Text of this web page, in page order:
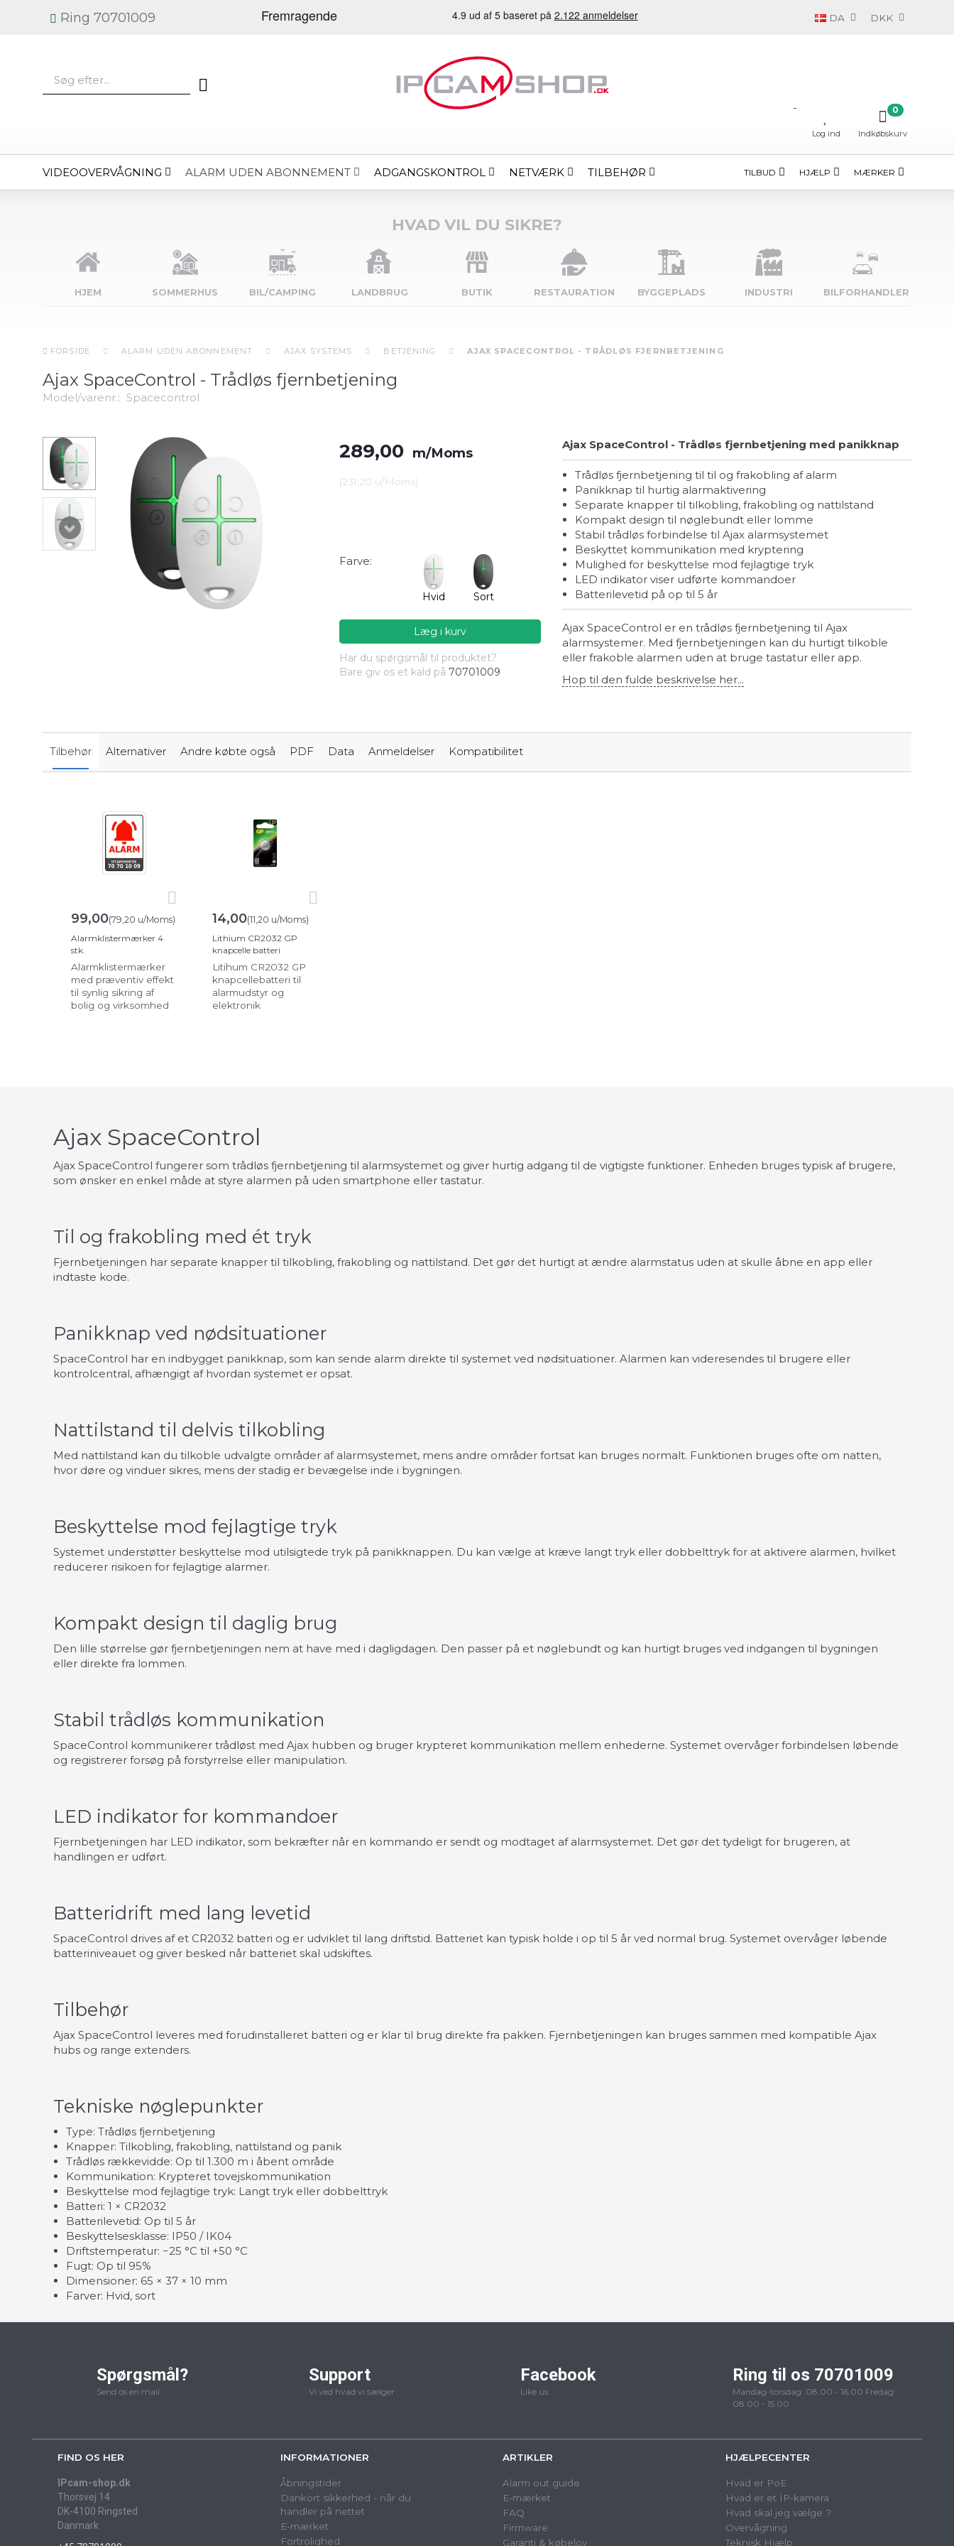
DA DKK
Ring 70701009
-
Log ind Indkøbskurv
0
VIDEOOVERVÅGNING ALARM UDEN ABONNEMENT ADGANGSKONTROL NETVÆRK TILBEHØR TILBUD HJÆLP MÆRKER
HVAD VIL DU SIKRE?
HJEM SOMMERHUS BIL/CAMPING LANDBRUG BUTIK RESTAURATION BYGGE­PLADS INDUSTRI BILFORHANDLER
FORSIDE ALARM UDEN ABONNEMENT AJAX SYSTEMS BETJENING AJAX SPACECONTROL - TRÅDLØS FJERNBETJENING
Ajax SpaceControl - Trådløs fjernbetjening
Model/varenr.: Spacecontrol
289,00 m/Moms
(231,20 u/Moms)
Farve:
Hvid Sort
Læg i kurv
Har du spørgsmål til produktet?
Bare giv os et kald på 70701009
Ajax SpaceControl - Trådløs fjernbetjening med panikknap
Trådløs fjernbetjening til til og frakobling af alarm
Panikknap til hurtig alarmaktivering
Separate knapper til tilkobling, frakobling og nattilstand
Kompakt design til nøglebundt eller lomme
Stabil trådløs forbindelse til Ajax alarmsystemet
Beskyttet kommunikation med kryptering
Mulighed for beskyttelse mod fejlagtige tryk
LED indikator viser udførte kommandoer
Batterilevetid på op til 5 år
Ajax SpaceControl er en trådløs fjernbetjening til Ajax
alarmsystemer. Med fjernbetjeningen kan du hurtigt tilkoble
eller frakoble alarmen uden at bruge tastatur eller app.
Hop til den fulde beskrivelse her...
Tilbehør Alternativer Andre købte også PDF Data Anmeldelser Kompatibilitet
99,00(79,20 u/Moms)
Alarmklistermærker 4
stk.
Alarmklistermærker
med præventiv effekt
til synlig sikring af
bolig og virksomhed
14,00(11,20 u/Moms)
Lithium CR2032 GP
knapcelle batteri
Litihum CR2032 GP
knapcellebatteri til
alarmudstyr og
elektronik
Ajax SpaceControl
Ajax SpaceControl fungerer som trådløs fjernbetjening til alarmsystemet og giver hurtig adgang til de vigtigste funktioner. Enheden bruges typisk af brugere,
som ønsker en enkel måde at styre alarmen på uden smartphone eller tastatur.
Til og frakobling med ét tryk
Fjernbetjeningen har separate knapper til tilkobling, frakobling og nattilstand. Det gør det hurtigt at ændre alarmstatus uden at skulle åbne en app eller
indtaste kode.
Panikknap ved nødsituationer
SpaceControl har en indbygget panikknap, som kan sende alarm direkte til systemet ved nødsituationer. Alarmen kan videresendes til brugere eller
kontrolcentral, afhængigt af hvordan systemet er opsat.
Nattilstand til delvis tilkobling
Med nattilstand kan du tilkoble udvalgte områder af alarmsystemet, mens andre områder fortsat kan bruges normalt. Funktionen bruges ofte om natten,
hvor døre og vinduer sikres, mens der stadig er bevægelse inde i bygningen.
Beskyttelse mod fejlagtige tryk
Systemet understøtter beskyttelse mod utilsigtede tryk på panikknappen. Du kan vælge at kræve langt tryk eller dobbelttryk for at aktivere alarmen, hvilket
reducerer risikoen for fejlagtige alarmer.
Kompakt design til daglig brug
Den lille størrelse gør fjernbetjeningen nem at have med i dagligdagen. Den passer på et nøglebundt og kan hurtigt bruges ved indgangen til bygningen
eller direkte fra lommen.
Stabil trådløs kommunikation
SpaceControl kommunikerer trådløst med Ajax hubben og bruger krypteret kommunikation mellem enhederne. Systemet overvåger forbindelsen løbende
og registrerer forsøg på forstyrrelse eller manipulation.
LED indikator for kommandoer
Fjernbetjeningen har LED indikator, som bekræfter når en kommando er sendt og modtaget af alarmsystemet. Det gør det tydeligt for brugeren, at
handlingen er udført.
Batteridrift med lang levetid
SpaceControl drives af et CR2032 batteri og er udviklet til lang driftstid. Batteriet kan typisk holde i op til 5 år ved normal brug. Systemet overvåger løbende
batteriniveauet og giver besked når batteriet skal udskiftes.
Tilbehør
Ajax SpaceControl leveres med forudinstalleret batteri og er klar til brug direkte fra pakken. Fjernbetjeningen kan bruges sammen med kompatible Ajax
hubs og range extenders.
Tekniske nøglepunkter
Type: Trådløs fjernbetjening
Knapper: Tilkobling, frakobling, nattilstand og panik
Trådløs rækkevidde: Op til 1.300 m i åbent område
Kommunikation: Krypteret tovejskommunikation
Beskyttelse mod fejlagtige tryk: Langt tryk eller dobbelttryk
Batteri: 1 × CR2032
Batterilevetid: Op til 5 år
Beskyttelsesklasse: IP50 / IK04
Driftstemperatur: −25 °C til +50 °C
Fugt: Op til 95%
Dimensioner: 65 × 37 × 10 mm
Farver: Hvid, sort
Spørgsmål?
Send os en mail
Support
Vi ved hvad vi sælger
Facebook
Like us
Ring til os 70701009
Mandag-torsdag: 08.00 - 16.00 Fredag:
08.00 - 15.00
FIND OS HER
IPcam-shop.dk
Thorsvej 14
DK-4100 Ringsted
Danmark
INFORMATIONER
Åbningstider
Dankort sikkerhed - når du
handler på nettet
E-mærket
Fortrolighed
ARTIKLER
Alarm out guide
E-mærket
FAQ
Firmware
Garanti & købelov
HJÆLPECENTER
Hvad er PoE
Hvad er et IP-kamera
Hvad skal jeg vælge ?
Overvågning
Teknisk Hjælp